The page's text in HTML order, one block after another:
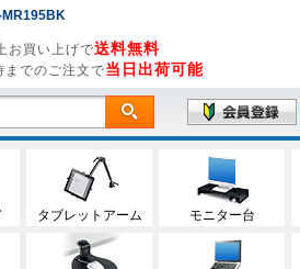
MR195BK
お買い上げで送料無料
までのご注文で当日出荷可能
タブレットアーム モニター台